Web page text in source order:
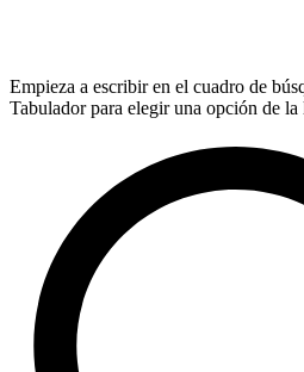
Empieza a escribir en el cuadro de
Tabulador para elegir una opción de la